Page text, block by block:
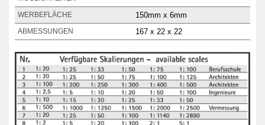
WERBEFLÄCHE 150mm x 6mm
ABMESSUNGEN 167 x 22 x 22